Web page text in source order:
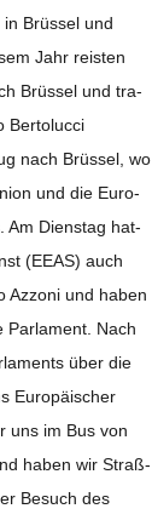
Brüs­sel und
Jahr reis­ten
Brüs­sel und tra­
Ber­to­lucci
nach Brüs­sel, wo
und die Euro­
Am Diens­tag hat­
(EEAS) auch
Azzoni und haben
Par­la­ment. Nach
über die
Euro­päi­scher
uns im Bus von
haben wir Straß­
Besuch des